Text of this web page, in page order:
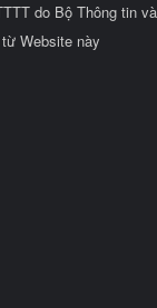
do Bộ Thông tin
Website này